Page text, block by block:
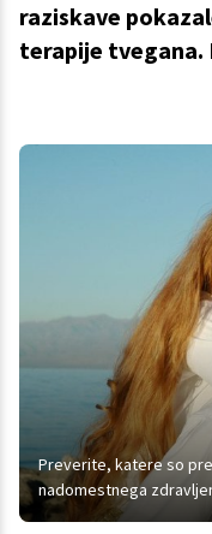
raziskave
terapije tvegana.
Preverite, katere so
nadomestnega